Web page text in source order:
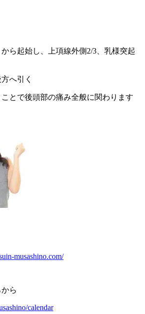
ら起始し、上項線外側2/3、乳様突起
へ引く
とで後頭部の痛み全般に関わります
musashino.com/
ら
calendar